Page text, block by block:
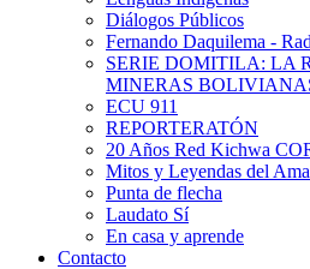
Diálogos Públicos
Fernando Daquilema -
SERIE DOMITILA: LA
MINERAS
ECU 911
REPORTERATÓN
20 Años Red Kichwa
Mitos y Leyendas del
Punta de flecha
Laudato Sí
En casa y aprende
Contacto